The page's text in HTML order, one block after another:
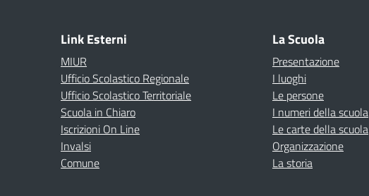
Link Esterni
MIUR
Ufficio Scolastico Regionale
Ufficio Scolastico Territoriale
Scuola in Chiaro
Iscrizioni On Line
Invalsi
Comune
La Scuola
Presentazione
I luoghi
Le persone
I numeri della scuola
Le carte della scuola
Organizzazione
La storia